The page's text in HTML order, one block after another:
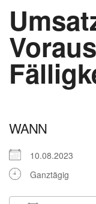
WANN
10.08.2023
Ganztägig